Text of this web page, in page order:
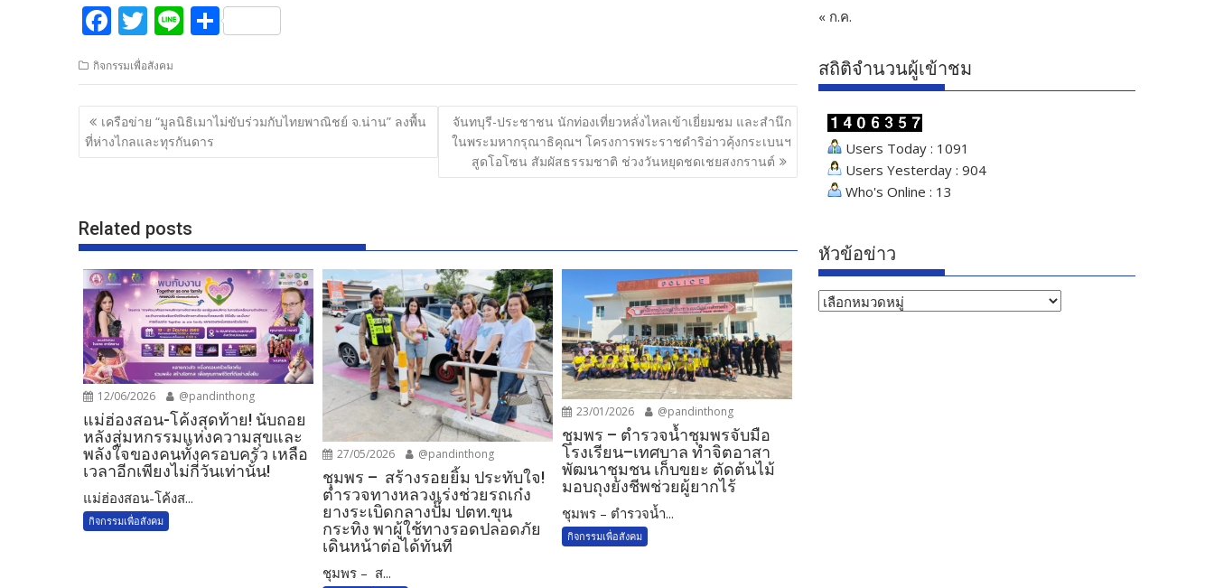
F
ac
e
b
o
o
T
itt
er
Li
e
S
ar
e
กิจกรรมเพื่อสังคม
แนะแนว
เรื่อง
เครือข่าย “มูลนิธิเมาไม่ขับร่วมกับไทยพาณิชย์ จ.น่าน” ลงพื้น
ที่ห่างไกลและทุรกันดาร
จันทบุรี-ประชาชน นักท่องเที่ยวหลั่งไหลเข้าเยี่ยมชม และสำนึก
ในพระมหากรุณาธิคุณฯ โครงการพระราชดำริอ่าวคุ้งกระเบนฯ
สูดโอโซน สัมผัสธรรมชาติ ช่วงวันหยุดชดเชยสงกรานต์
Related posts
12/06/2026 @pandinthong
แม่ฮ่องสอน-โค้งสุดท้าย! นับถอย
หลังสู่มหกรรมแห่งความสุขและ
พลังใจของคนทั้งครอบครัว เหลือ
เวลาอีกเพียงไม่กี่วันเท่านั้น!
แม่ฮ่องสอน-โค้งส...
กิจกรรมเพื่อสังคม
27/05/2026 @pandinthong
ชุมพร – สร้างรอยยิ้ม ประทับใจ!
ตำรวจทางหลวงเร่งช่วยรถเก๋ง
ยางระเบิดกลางปั๊ม ปตท.ขุน
กระทิง พาผู้ใช้ทางรอดปลอดภัย
เดินหน้าต่อได้ทันที
ชุมพร – ส...
23/01/2026 @pandinthong
ชุมพร – ตำรวจน้ำชุมพรจับมือ
โรงเรียน–เทศบาล ทำจิตอาสา
พัฒนาชุมชน เก็บขยะ ตัดต้นไม้
มอบถุงยังชีพช่วยผู้ยากไร้
ชุมพร – ตำรวจน้ำ...
กิจกรรมเพื่อสังคม
« ก.ค.
สถิติจำนวนผู้เข้าชม
Users Today : 1091
Users Yesterday : 904
Who's Online : 13
หัวข้อข่าว
หัวข้อ